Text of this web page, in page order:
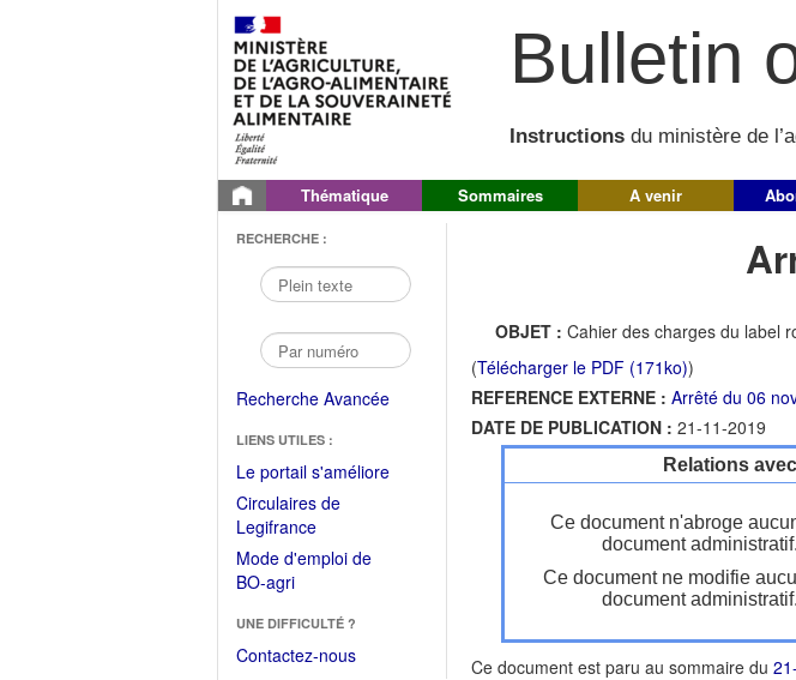
Bulletin
Instructions du ministère de
Thématique Sommaires A venir
RECHERCHE :
Recherche Avancée
LIENS UTILES :
Le portail s'améliore(Fichier
Circulaires de
Legifrance(Ouvrir
dans
une
fenêtre)
Mode d'emploi de
BO-agri(Ouvrir
une
nouvelle
UNE DIFFICULTÉ ?
Contactez-nous
OBJET : Cahier des charges du label
(Télécharger le PDF (171ko))
REFERENCE EXTERNE : Arrêté du 06
DATE DE PUBLICATION : 21-11-2019
Relations
Ce document n'abroge
document administratif.
Ce document ne modifie
document administratif.
Ce document est paru au sommaire du